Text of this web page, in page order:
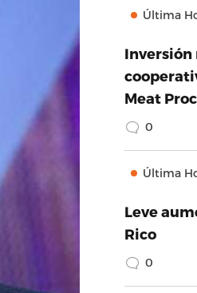
Última
Meat
0
Última
Leve
Rico
0